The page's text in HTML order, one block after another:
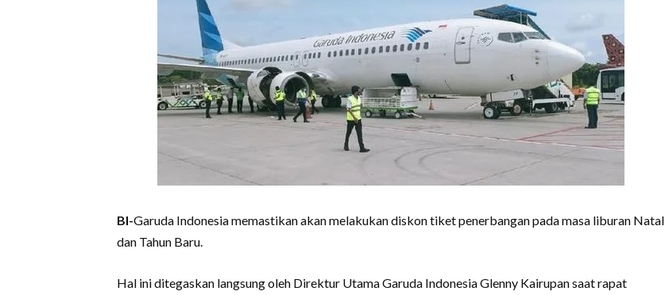
BI-Garuda Indonesia memastikan akan melakukan diskon tiket penerbangan pada masa liburan Natal
dan Tahun Baru.
Hal ini ditegaskan langsung oleh Direktur Utama Garuda Indonesia Glenny Kairupan saat rapat